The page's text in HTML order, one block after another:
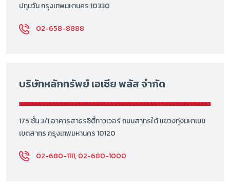
ปทุมวัน กรุงเทพมหานคร 10330
02-658-8888
บริษัทหลักทรัพย์ เอเซีย พลัส จำกัด
175 ชั้น 3/1 อาคารสาธรซิตี้ทาวเวอร์ ถนนสาทรใต้ แขวงทุ่งมหาเมฆ
เขตสาทร กรุงเทพมหานคร 10120
02-680-1111, 02-680-1000